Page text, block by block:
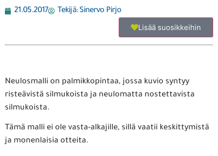
21.05.2017 Tekijä:Sinervo Pirjo
Lisää suosikkeihin
Neulosmalli on palmikkopintaa, jossa kuvio syntyy
risteävistä silmukoista ja neulomatta nostettavista
silmukoista.
Tämä malli ei ole vasta-alkajille, sillä vaatii keskittymistä
ja monenlaisia otteita.